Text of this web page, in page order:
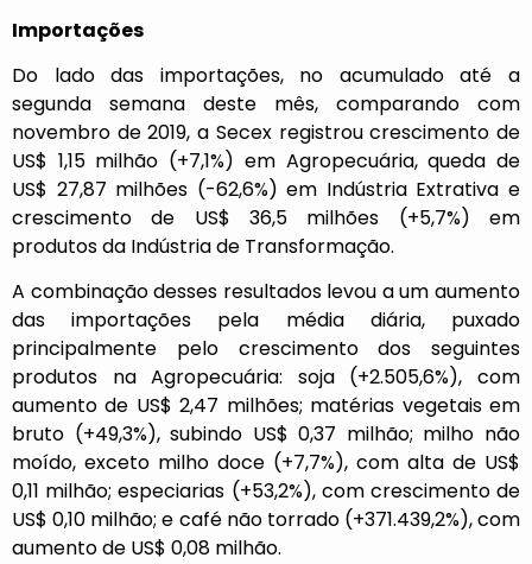
Importações
Do lado das importações, no acumulado até a
segunda semana deste mês, comparando com
novembro de 2019, a Secex registrou crescimento de
US$ 1,15 milhão (+7,1%) em Agropecuária, queda de
US$ 27,87 milhões (-62,6%) em Indústria Extrativa e
crescimento de US$ 36,5 milhões (+5,7%) em
produtos da Indústria de Transformação.
A combinação desses resultados levou a um aumento
das importações pela média diária, puxado
principalmente pelo crescimento dos seguintes
produtos na Agropecuária: soja (+2.505,6%), com
aumento de US$ 2,47 milhões; matérias vegetais em
bruto (+49,3%), subindo US$ 0,37 milhão; milho não
moído, exceto milho doce (+7,7%), com alta de US$
0,11 milhão; especiarias (+53,2%), com crescimento de
US$ 0,10 milhão; e café não torrado (+371.439,2%), com
aumento de US$ 0,08 milhão.